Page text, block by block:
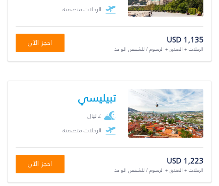
الرحلات متضمنة
USD 1,135
الرحلات + الفندق + الرسوم / للشخص الواحد
احجز الآن
تبيليسي
2 ليال
الرحلات متضمنة
USD 1,223
الرحلات + الفندق + الرسوم / للشخص الواحد
احجز الآن